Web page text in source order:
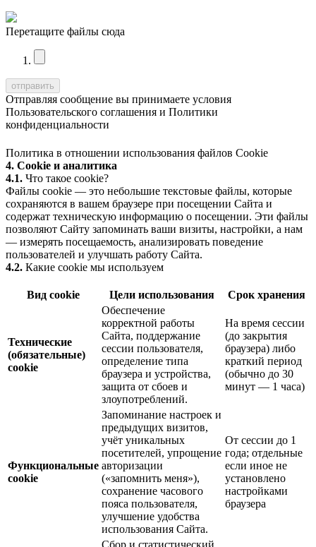
Перетащите файлы сюда
Отправляя сообщение вы принимаете условия
Пользовательского соглашения и Политики
конфиденциальности
Политика в отношении использования файлов Cookie
4. Cookie и аналитика
4.1. Что такое cookie?
Файлы cookie — это небольшие текстовые файлы, которые
сохраняются в вашем браузере при посещении Сайта и
содержат техническую информацию о посещении. Эти файлы
позволяют Сайту запоминать ваши визиты, настройки, а нам
— измерять посещаемость, анализировать поведение
пользователей и улучшать работу Сайта.
4.2. Какие cookie мы используем
Вид cookie Цели использования Срок хранения
Технические
(обязательные)
cookie
Обеспечение
корректной работы
Сайта, поддержание
сессии пользователя,
определение типа
браузера и устройства,
защита от сбоев и
злоупотреблений.
На время сессии
(до закрытия
браузера) либо
краткий период
(обычно до 30
минут — 1 часа)
Функциональные
cookie
Запоминание настроек и
предыдущих визитов,
учёт уникальных
посетителей, упрощение
авторизации
(«запомнить меня»),
сохранение часового
пояса пользователя,
улучшение удобства
использования Сайта.
От сессии до 1
года; отдельные
если иное не
установлено
настройками
браузера
Сбор и статистический